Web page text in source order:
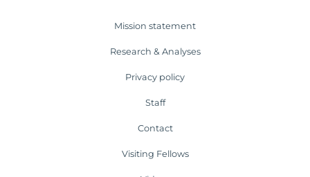
Mission statement
Research & Analyses
Privacy policy
Staff
Contact
Visiting Fellows